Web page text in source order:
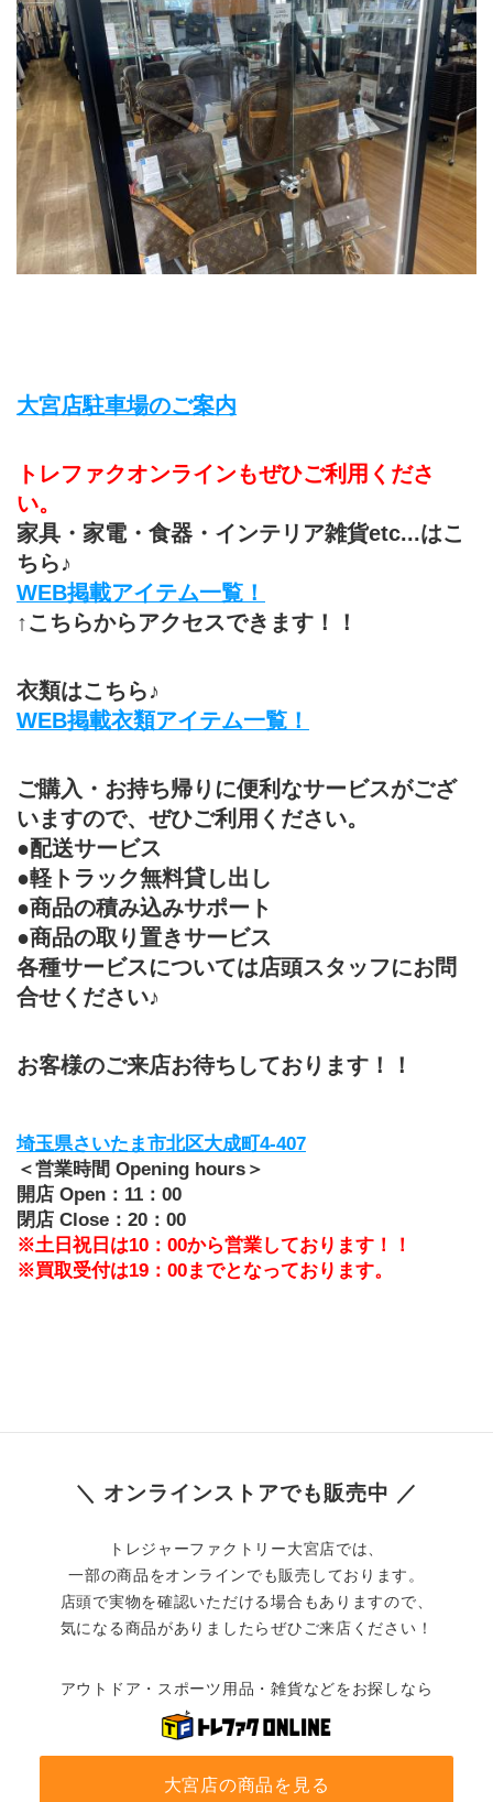
大宮店駐車場のご案内
トレファクオンラインもぜひご利用くださ
い。
家具・家電・食器・インテリア雑貨etc...はこ
ちら♪
WEB掲載アイテム一覧！
↑こちらからアクセスできます！！
衣類はこちら♪
WEB掲載衣類アイテム一覧！
ご購入・お持ち帰りに便利なサービスがござ
いますので、ぜひご利用ください。
●配送サービス
●軽トラック無料貸し出し
●商品の積み込みサポート
●商品の取り置きサービス
各種サービスについては店頭スタッフにお問
合せください♪
お客様のご来店お待ちしております！！
埼玉県さいたま市北区大成町4-407
＜営業時間 Opening hours＞
開店 Open：11：00
閉店 Close：20：00
※土日祝日は10：00から営業しております！！
※買取受付は19：00までとなっております。
＼ オンラインストアでも販売中 ／
トレジャーファクトリー大宮店では、
一部の商品をオンラインでも販売しております。
店頭で実物を確認いただける場合もありますので、
気になる商品がありましたらぜひご来店ください！
アウトドア・スポーツ用品・雑貨などをお探しなら
大宮店の商品を見る